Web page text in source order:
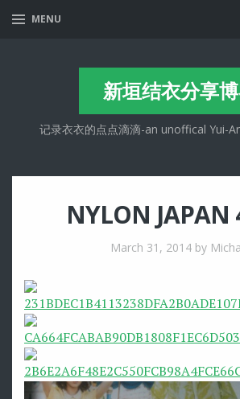
MENU
新垣结衣分享
记录衣衣的点点滴滴-an unoffical Yui-
NYLON JAPAN
March 31, 2014 by